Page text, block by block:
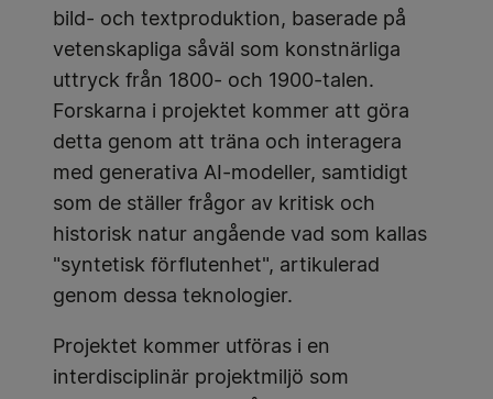
bild- och textproduktion, baserade på
vetenskapliga såväl som konstnärliga
uttryck från 1800- och 1900-talen.
Forskarna i projektet kommer att göra
detta genom att träna och interagera
med generativa AI-modeller, samtidigt
som de ställer frågor av kritisk och
historisk natur angående vad som kallas
"syntetisk förflutenhet", artikulerad
genom dessa teknologier.
Projektet kommer utföras i en
interdisciplinär projektmiljö som